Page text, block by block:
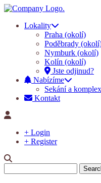
navigation
Lokality
Praha (okolí)
Poděbrady
Nymburk (okolí)
Kolín (okolí)
Jste odjinud?
Nabízíme
Sekání a
Kontakt
+ Login
+ Register